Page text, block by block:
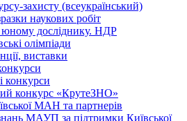
захисту (всеукраїнський)
наукових робіт
досліднику. НДР
олімпіади
виставки
конкурси
конкурс «КрутеЗНО»
МАН та партнерів
МАУП за підтримки Київської